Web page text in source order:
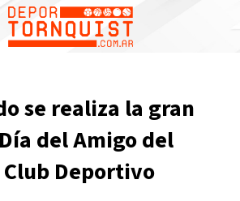
se realiza la gran
del Amigo del
Deportivo